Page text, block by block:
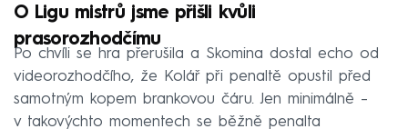
O Ligu mistrů jsme přišli kvůli
prasorozhodčímu
Po chvíli se hra přerušila a Skomina dostal echo od
videorozhodčího, že Kolář při penaltě opustil před
samotným kopem brankovou čáru. Jen minimálně –
v takovýchto momentech se běžně penalta